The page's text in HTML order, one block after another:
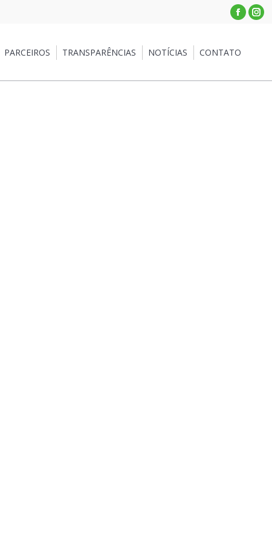
PARCEIROS TRANSPARÊNCIAS NOTÍCIAS CONTATO